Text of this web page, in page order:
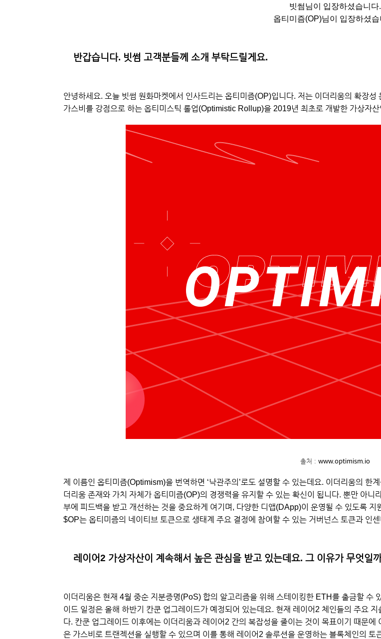
빗썸님이 입장하셨습니다.
옵티미즘(OP)님이 입장하셨습
반갑습니다. 빗썸 고객분들께 소개 부탁드릴게요.
안녕하세요. 오늘 빗썸 원화마켓에서 인사드리는 옵티미즘(OP)입니다. 저는 이더리움의 확장
가스비를 강점으로 하는 옵티미스틱 롤업(Optimistic Rollup)을 2019년 최초로 개발한 가상자산
출처 : www.optimism.io
제 이름인 옵티미즘(Optimism)을 번역하면 ‘낙관주의’로도 설명할 수 있는데요. 이더리움의 한
더리움 존재와 가치 자체가 옵티미즘(OP)의 경쟁력을 유지할 수 있는 확신이 됩니다. 뿐만 아니
부에 피드백을 받고 개선하는 것을 중요하게 여기며, 다양한 디앱(DApp)이 운영될 수 있도록 지
$OP는 옵티미즘의 네이티브 토큰으로 생태계 주요 결정에 참여할 수 있는 거버넌스 토큰과 인
레이어2 가상자산이 계속해서 높은 관심을 받고 있는데요. 그 이유가 무엇일
이더리움은 현재 4월 중순 지분증명(PoS) 합의 알고리즘을 위해 스테이킹한 ETH를 출금할 수
이드 일정은 올해 하반기 칸쿤 업그레이드가 예정되어 있는데요. 현재 레이어2 체인들의 주요
다. 칸쿤 업그레이드 이후에는 이더리움과 레이어2 간의 복잡성을 줄이는 것이 목표이기 때문
은 가스비로 트랜젝션을 실행할 수 있으며 이를 통해 레이어2 솔루션을 운영하는 블록체인의 토